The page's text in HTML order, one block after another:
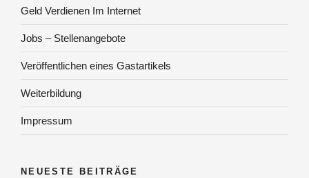
Geld Verdienen Im Internet
Jobs – Stellenangebote
Veröffentlichen eines Gastartikels
Weiterbildung
Impressum
NEUESTE BEITRÄGE